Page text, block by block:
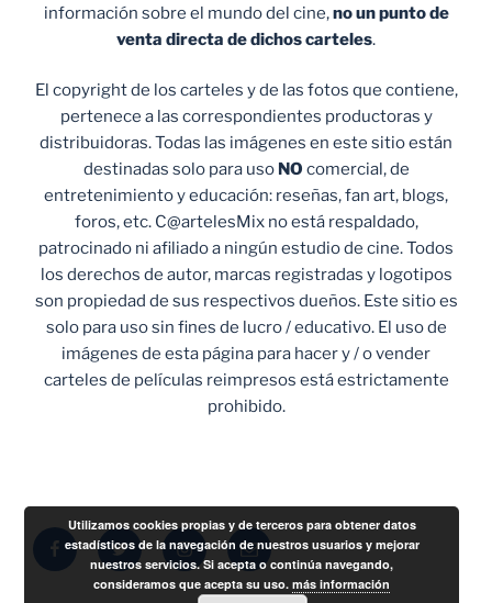
información sobre el mundo del cine,no un punto de
venta directa de dichos carteles.
El copyright de los carteles y de las fotos que contiene,
pertenece a las correspondientes productoras y
distribuidoras. Todas las imágenes en este sitio están
destinadas solo para uso NO comercial, de
entretenimiento y educación: reseñas, fan art, blogs,
foros, etc. C@artelesMix no está respaldado,
patrocinado ni afiliado a ningún estudio de cine. Todos
los derechos de autor, marcas registradas y logotipos
son propiedad de sus respectivos dueños. Este sitio es
solo para uso sin fines de lucro / educativo. El uso de
imágenes de esta página para hacer y / o vender
carteles de películas reimpresos está estrictamente
prohibido.
FacebookTwitter InstagramCorreo
electrónico
Utilizamos cookies propias y de terceros para obtener datos
estadísticos de la navegación de nuestros usuarios y mejorar
nuestros servicios. Si acepta o continúa navegando,
consideramos que acepta su uso.más información